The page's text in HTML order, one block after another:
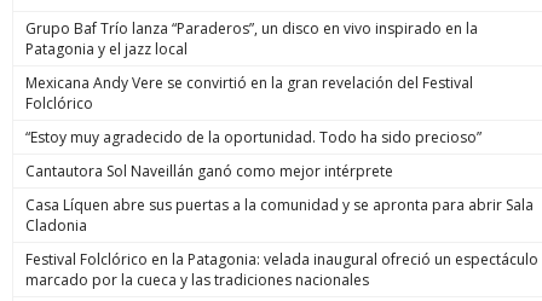
Grupo Baf Trío lanza “Paraderos”, un disco en vivo inspirado en la
Patagonia y el jazz local
Mexicana Andy Vere se convirtió en la gran revelación del Festival
Folclórico
“Estoy muy agradecido de la oportunidad. Todo ha sido precioso”
Cantautora Sol Naveillán ganó como mejor intérprete
Casa Líquen abre sus puertas a la comunidad y se apronta para abrir Sala
Cladonia
Festival Folclórico en la Patagonia: velada inaugural ofreció un espectáculo
marcado por la cueca y las tradiciones nacionales